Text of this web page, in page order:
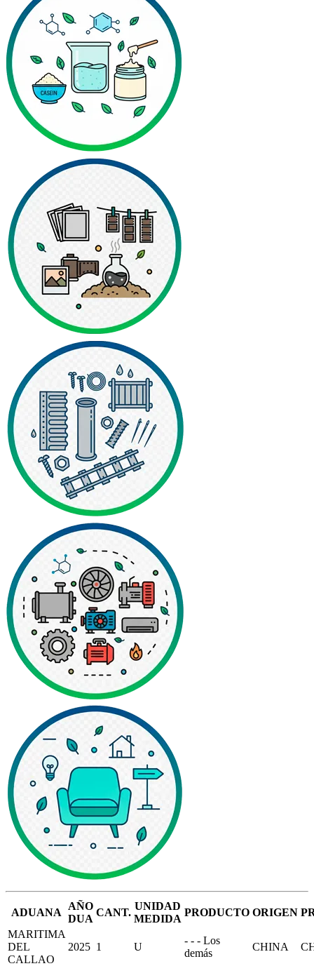
ADUANA
AÑO
DUA
CANT.
UNIDAD
MEDIDA
PRODUCTO ORIGEN
MARITIMA
DEL
CALLAO
2025 1 U
- - - Los
demás
CHINA